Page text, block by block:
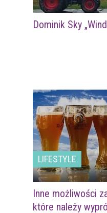
Dominik Sky
LIFESTYLE
Inne możliwości
które należy